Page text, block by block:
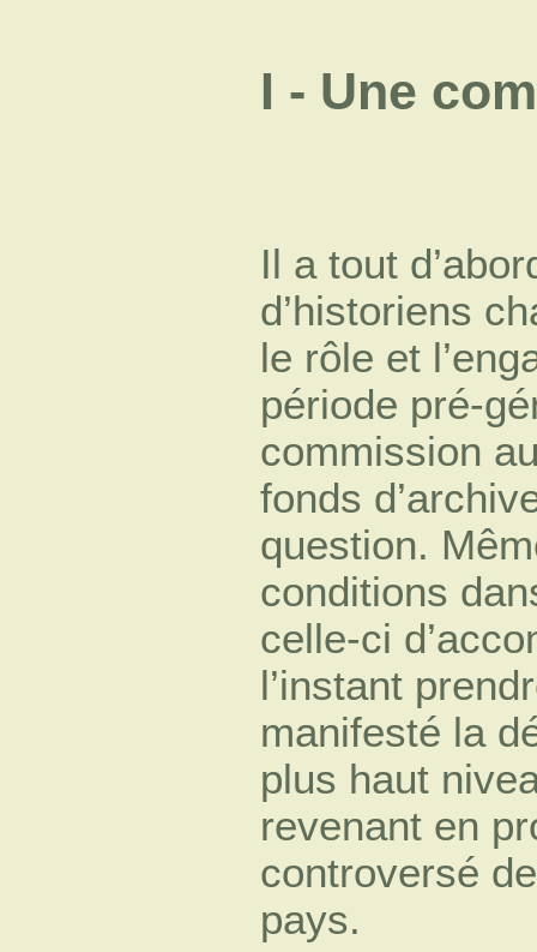
I - Une
Il a tout
d’historiens
le rôle et
période pré-
commission
fonds
question.
conditions
celle-ci
l’instant
manifesté la
plus haut
revenant en
controversé
pays.